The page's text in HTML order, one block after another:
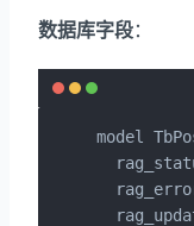
数据库字段：
model